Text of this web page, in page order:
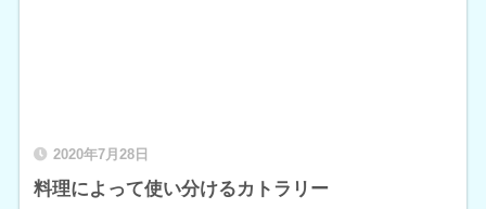
2020年7月28日
料理によって使い分けるカトラリー